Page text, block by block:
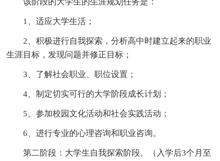
1、适应大学生活；
2、积极进行自我探索，分析高中时建立起来的职业
生涯目标，发现问题并修正目标；
3、了解社会职业、职位设置；
4、制定切实可行的大学阶段成长计划；
5、参加校园文化活动和社会实践活动；
6、进行专业的心理咨询和职业咨询。
第二阶段：大学生自我探索阶段。（入学后3个月至